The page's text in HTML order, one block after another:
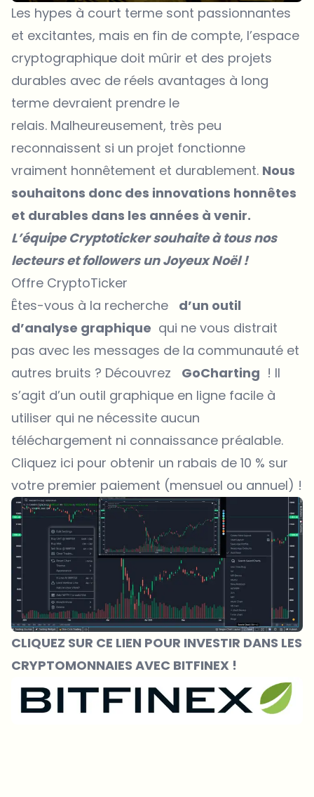
Les hypes à court terme sont passionnantes
et excitantes, mais en fin de compte, l’espace
cryptographique doit mûrir et des projets
durables avec de réels avantages à long
terme devraient prendre le
relais. Malheureusement, très peu
reconnaissent si un projet fonctionne
vraiment honnêtement et durablement. Nous
souhaitons donc des innovations honnêtes
et durables dans les années à venir.
L’équipe Cryptoticker souhaite à tous nos
lecteurs et followers un Joyeux Noël !
Offre CryptoTicker
Êtes-vous à la recherche d’un outil
d’analyse graphique qui ne vous distrait
pas avec les messages de la communauté et
autres bruits ? Découvrez GoCharting ! Il
s’agit d’un outil graphique en ligne facile à
utiliser qui ne nécessite aucun
téléchargement ni connaissance préalable.
Cliquez ici pour obtenir un rabais de 10 % sur
votre premier paiement (mensuel ou annuel) !
CLIQUEZ SUR CE LIEN POUR INVESTIR DANS LES
CRYPTOMONNAIES AVEC BITFINEX !